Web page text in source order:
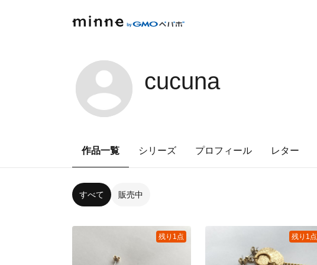
cucuna
作品一覧 シリーズ プロフィール レター
すべて 販売中
残り1点 残り1点